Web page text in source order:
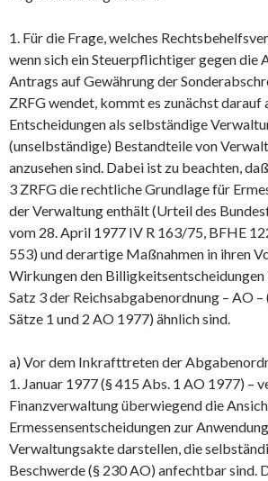
1. Für die Frage, welches
wenn sich ein Steuerpflichtiger gegen die
Antrags auf Gewährung der
ZRFG wendet, kommt es zunächst darauf
Entscheidungen als selbständige
(unselbständige) Bestandteile von
anzusehen sind. Dabei ist zu beachten,
3 ZRFG die rechtliche Grundlage für
der Verwaltung enthält (Urteil des
vom 28. April 1977 IV R 163/75, BFHE
553) und derartige Maßnahmen in ihren
Wirkungen den Billigkeitsentscheidungen
Satz 3 der Reichsabgabenordnung – AO –
Sätze 1 und 2 AO 1977) ähnlich sind.
a) Vor dem Inkrafttreten der
1. Januar 1977 (§ 415 Abs. 1 AO 1977) –
Finanzverwaltung überwiegend die
Ermessensentscheidungen zur
Verwaltungsakte darstellen, die
Beschwerde (§ 230 AO) anfechtbar sind.